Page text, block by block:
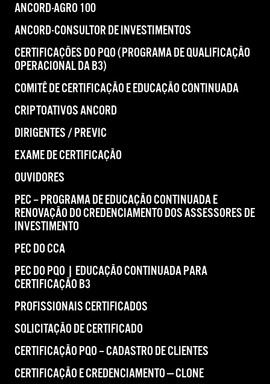
ANCORD-AGRO 100
ANCORD-CONSULTOR DE INVESTIMENTOS
CERTIFICAÇÕES DO PQO (PROGRAMA DE QUALIFICAÇÃO
OPERACIONAL DA B3)
COMITÊ DE CERTIFICAÇÃO E EDUCAÇÃO CONTINUADA
CRIPTOATIVOS ANCORD
DIRIGENTES / PREVIC
EXAME DE CERTIFICAÇÃO
OUVIDORES
PEC – PROGRAMA DE EDUCAÇÃO CONTINUADA E
RENOVAÇÃO DO CREDENCIAMENTO DOS ASSESSORES DE
INVESTIMENTO
PEC DO CCA
PEC DO PQO | EDUCAÇÃO CONTINUADA PARA
CERTIFICAÇÃO B3
PROFISSIONAIS CERTIFICADOS
SOLICITAÇÃO DE CERTIFICADO
CERTIFICAÇÃO PQO – CADASTRO DE CLIENTES
CERTIFICAÇÃO E CREDENCIAMENTO — CLONE